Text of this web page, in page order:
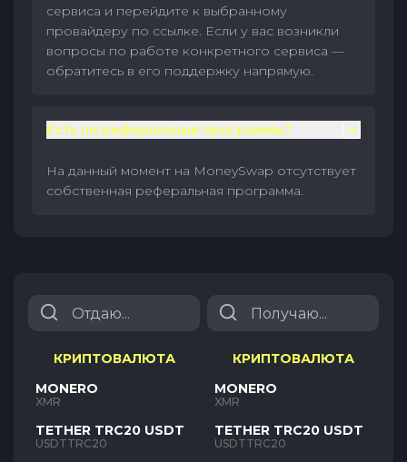
сервиса и перейдите к выбранному
провайдеру по ссылке. Если у вас возникли
вопросы по работе конкретного сервиса —
обратитесь в его поддержку напрямую.
Есть ли реферальные программы?
На данный момент на MoneySwap отсутствует
собственная реферальная программа.
КРИПТОВАЛЮТА
MONERO
XMR
TETHER TRC20 USDT
USDTTRC20
КРИПТОВАЛЮТА
MONERO
XMR
TETHER TRC20 USDT
USDTTRC20